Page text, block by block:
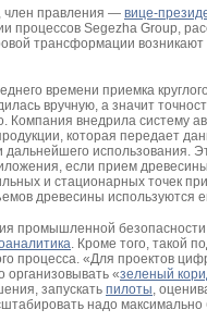
, член правления — вице-
процессов Segezha Group,
трансформации возникают
времени приемка
вручную, а значит
Компания внедрила систему
которая передает
дальнейшего использования.
если прием
и стационарных точек
древесины используются
промышленной
. Кроме того, такой
процесса. «Для проектов
организовывать «зеленый
запускать пилоты,
надо